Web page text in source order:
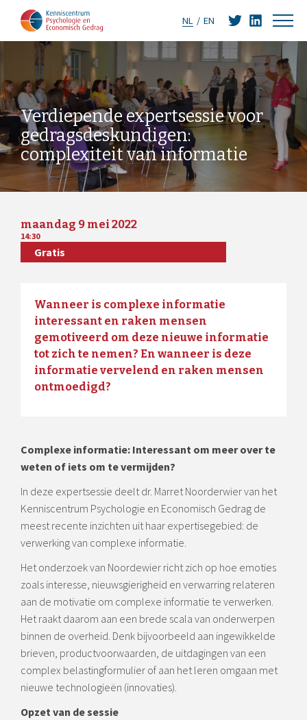
NL EN
Verdiepende expertsessie voor
gedragsdeskundigen:
complexiteit van informatie
maandag 9 mei 2022
14:30
Gratis
Wanneer is complexe informatie
interessant en raken mensen
gemotiveerd om deze nieuwe informatie
tot zich te nemen? En wanneer is deze
informatie vervelend en raken mensen
ontmoedigd?
Complexe informatie: Interessant om meer over te
weten of iets om te vermijden?
In deze expertsessie deelt dr. Marret Noorderwier van het
Kenniscentrum Psychologie en Economisch Gedrag de
meest recente inzichten uit haar expertisegebied: de
verwerking van complexe informatie.
Het onderzoek van Noordewier richt zich op hoe emoties
zoals interesse, nieuwsgierigheid en verwarring relateren
aan de motivatie om complexe informatie te verwerken.
Het raakt daarom aan een brede scala van onderwerpen
binnen de overheid. Denk bijvoorbeeld aan ingewikkelde
brieven, productvoorwaarden, de uitdagingen van een
complex belastingformulier of aan het leren omgaan met
nieuwe technologieën (innovaties).
Opzet van de sessie